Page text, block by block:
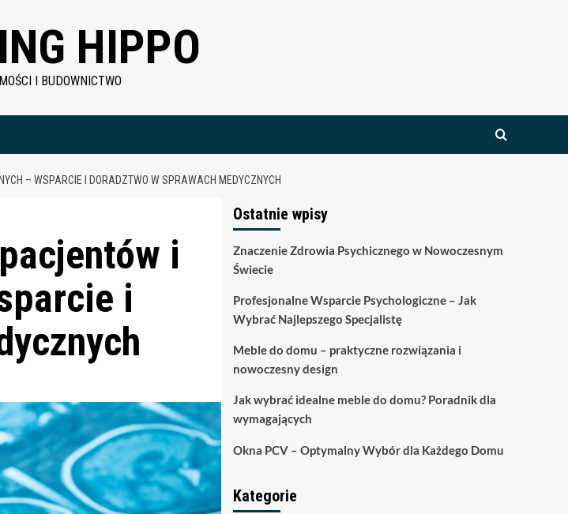
HIPPO
I BUDOWNICTWO
– WSPARCIE I DORADZTWO W SPRAWACH MEDYCZNYCH
i
i
Ostatnie wpisy
Znaczenie Zdrowia Psychicznego w Nowoczesnym
Świecie
Profesjonalne Wsparcie Psychologiczne – Jak
Wybrać Najlepszego Specjalistę
Meble do domu – praktyczne rozwiązania i
nowoczesny design
Jak wybrać idealne meble do domu? Poradnik dla
wymagających
Okna PCV – Optymalny Wybór dla Każdego Domu
Kategorie